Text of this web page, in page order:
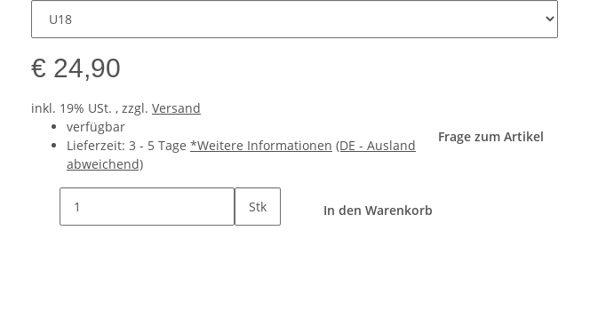
€ 24,90
inkl. 19% USt. , zzgl. Versand
verfügbar
Lieferzeit: 3 - 5 Tage *Weitere Informationen (DE - Ausland
abweichend)
Frage zum Artikel
Stk In den Warenkorb